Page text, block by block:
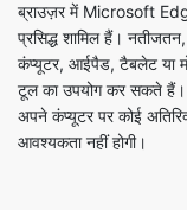
ब्राउज़र में Microsoft
प्रसिद्ध शामिल हैं।
कंप्यूटर, आईपैड, टैबलेट या
टूल का उपयोग कर सकते हैं।
अपने कंप्यूटर पर कोई
आवश्यकता नहीं होगी।